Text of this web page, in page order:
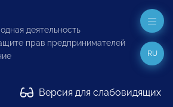
деятельность
прав предпринимателей
Версия для слабовидящих
RU